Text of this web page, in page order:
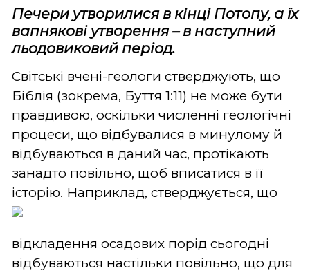
Печери утворилися в кінці Потопу, а їх
вапнякові утворення – в наступний
льодовиковий період.
Світські вчені-геологи стверджують, що
Біблія (зокрема, Буття 1:11) не може бути
правдивою, оскільки численні геологічні
процеси, що відбувалися в минулому й
відбуваються в даний час, протікають
занадто повільно, щоб вписатися в її
історію. Наприклад, стверджується, що
відкладення осадових порід сьогодні
відбуваються настільки повільно, що для